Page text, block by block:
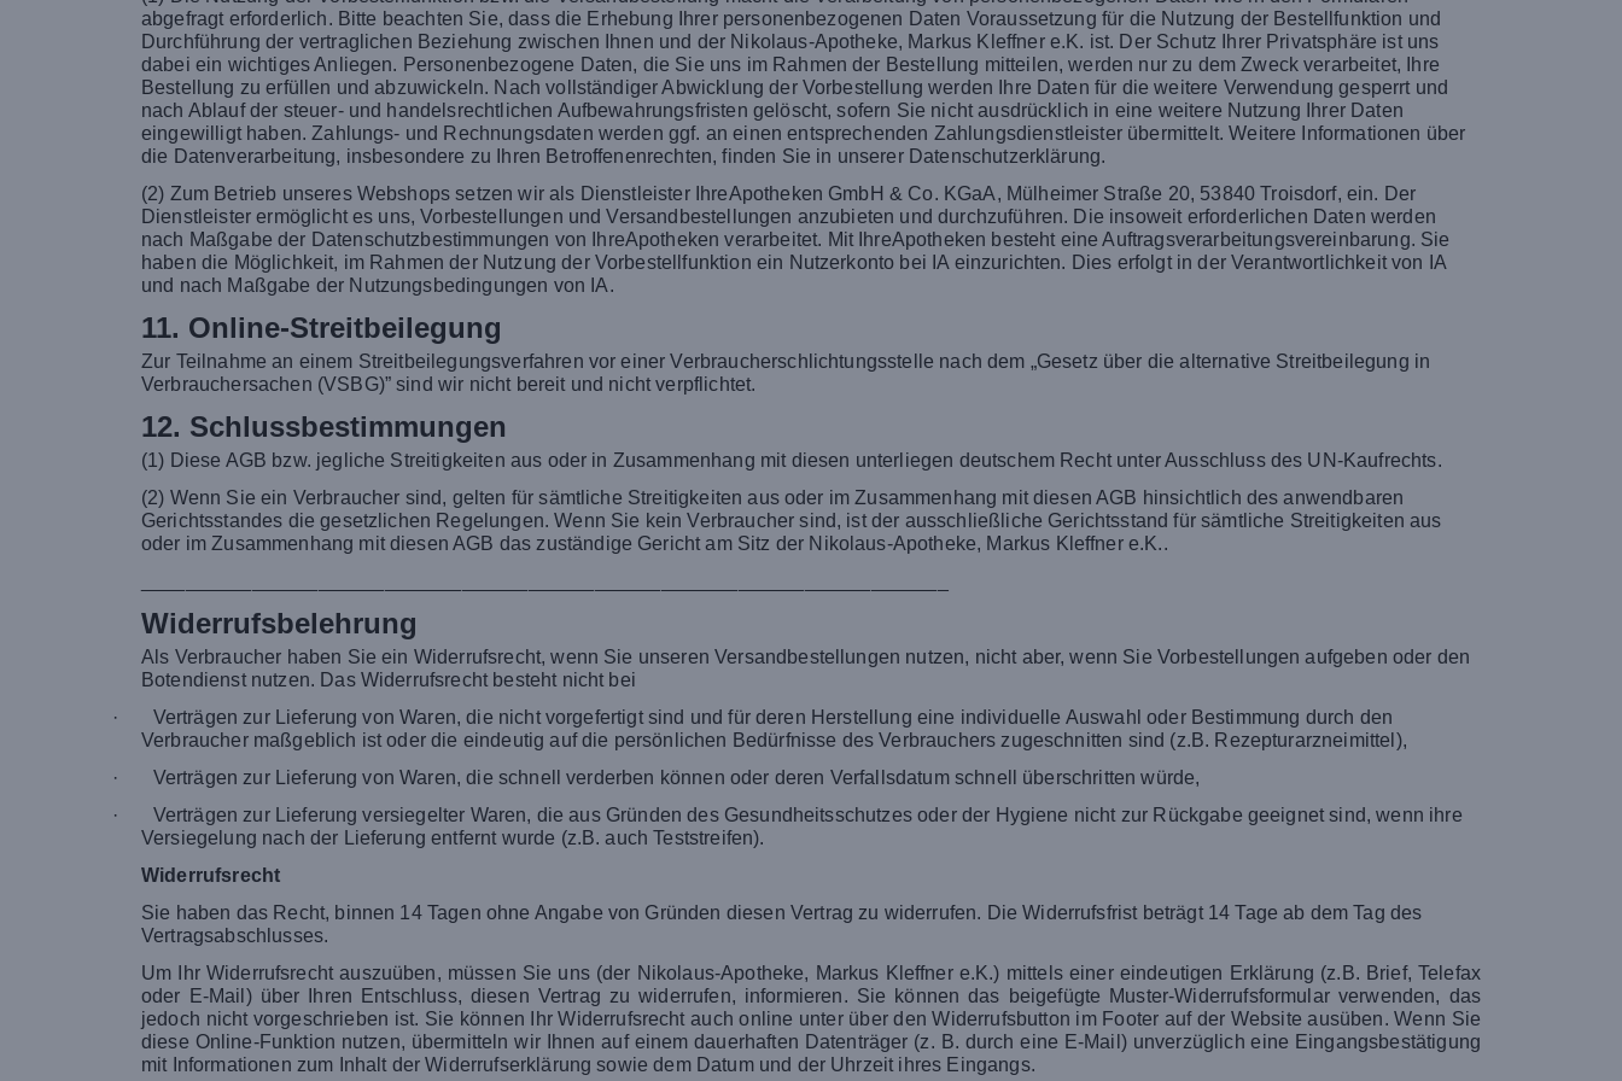
abgefragt erforderlich. Bitte beachten Sie, dass die Erhebung Ihrer personenbezogenen Daten Voraussetzung für die Nutzung der Bestellfunktion und
Durchführung der vertraglichen Beziehung zwischen Ihnen und der Nikolaus-Apotheke, Markus Kleffner e.K. ist. Der Schutz Ihrer Privatsphäre ist uns
dabei ein wichtiges Anliegen. Personenbezogene Daten, die Sie uns im Rahmen der Bestellung mitteilen, werden nur zu dem Zweck verarbeitet, Ihre
Bestellung zu erfüllen und abzuwickeln. Nach vollständiger Abwicklung der Vorbestellung werden Ihre Daten für die weitere Verwendung gesperrt und
nach Ablauf der steuer- und handelsrechtlichen Aufbewahrungsfristen gelöscht, sofern Sie nicht ausdrücklich in eine weitere Nutzung Ihrer Daten
eingewilligt haben. Zahlungs- und Rechnungsdaten werden ggf. an einen entsprechenden Zahlungsdienstleister übermittelt. Weitere Informationen über
die Datenverarbeitung, insbesondere zu Ihren Betroffenenrechten, finden Sie in unserer Datenschutzerklärung.
(2) Zum Betrieb unseres Webshops setzen wir als Dienstleister IhreApotheken GmbH & Co. KGaA, Mülheimer Straße 20, 53840 Troisdorf, ein. Der
Dienstleister ermöglicht es uns, Vorbestellungen und Versandbestellungen anzubieten und durchzuführen. Die insoweit erforderlichen Daten werden
nach Maßgabe der Datenschutzbestimmungen von IhreApotheken verarbeitet. Mit IhreApotheken besteht eine Auftragsverarbeitungsvereinbarung. Sie
haben die Möglichkeit, im Rahmen der Nutzung der Vorbestellfunktion ein Nutzerkonto bei IA einzurichten. Dies erfolgt in der Verantwortlichkeit von IA
und nach Maßgabe der Nutzungsbedingungen von IA.
11. Online-Streitbeilegung
Zur Teilnahme an einem Streitbeilegungsverfahren vor einer Verbraucherschlichtungsstelle nach dem „Gesetz über die alternative Streitbeilegung in
Verbrauchersachen (VSBG)” sind wir nicht bereit und nicht verpflichtet.
12. Schlussbestimmungen
(1) Diese AGB bzw. jegliche Streitigkeiten aus oder in Zusammenhang mit diesen unterliegen deutschem Recht unter Ausschluss des UN-Kaufrechts.
(2) Wenn Sie ein Verbraucher sind, gelten für sämtliche Streitigkeiten aus oder im Zusammenhang mit diesen AGB hinsichtlich des anwendbaren
Gerichtsstandes die gesetzlichen Regelungen. Wenn Sie kein Verbraucher sind, ist der ausschließliche Gerichtsstand für sämtliche Streitigkeiten aus
oder im Zusammenhang mit diesen AGB das zuständige Gericht am Sitz der Nikolaus-Apotheke, Markus Kleffner e.K..
Widerrufsbelehrung
Als Verbraucher haben Sie ein Widerrufsrecht, wenn Sie unseren Versandbestellungen nutzen, nicht aber, wenn Sie Vorbestellungen aufgeben oder den
Botendienst nutzen. Das Widerrufsrecht besteht nicht bei
·
Verträgen zur Lieferung von Waren, die nicht vorgefertigt sind und für deren Herstellung eine individuelle Auswahl oder Bestimmung durch den
Verbraucher maßgeblich ist oder die eindeutig auf die persönlichen Bedürfnisse des Verbrauchers zugeschnitten sind (z.B. Rezepturarzneimittel),
·
Verträgen zur Lieferung von Waren, die schnell verderben können oder deren Verfallsdatum schnell überschritten würde,
·
Verträgen zur Lieferung versiegelter Waren, die aus Gründen des Gesundheitsschutzes oder der Hygiene nicht zur Rückgabe geeignet sind, wenn ihre
Versiegelung nach der Lieferung entfernt wurde (z.B. auch Teststreifen).
Widerrufsrecht
Sie haben das Recht, binnen 14 Tagen ohne Angabe von Gründen diesen Vertrag zu widerrufen. Die Widerrufsfrist beträgt 14 Tage ab dem Tag des
Vertragsabschlusses.
Um Ihr Widerrufsrecht auszuüben, müssen Sie uns (der Nikolaus-Apotheke, Markus Kleffner e.K.) mittels einer eindeutigen Erklärung (z.B. Brief, Telefax
oder E-Mail) über Ihren Entschluss, diesen Vertrag zu widerrufen, informieren. Sie können das beigefügte Muster-Widerrufsformular verwenden, das
jedoch nicht vorgeschrieben ist. Sie können Ihr Widerrufsrecht auch online unter über den Widerrufsbutton im Footer auf der Website ausüben. Wenn Sie
diese Online-Funktion nutzen, übermitteln wir Ihnen auf einem dauerhaften Datenträger (z. B. durch eine E-Mail) unverzüglich eine Eingangsbestätigung
mit Informationen zum Inhalt der Widerrufserklärung sowie dem Datum und der Uhrzeit ihres Eingangs.